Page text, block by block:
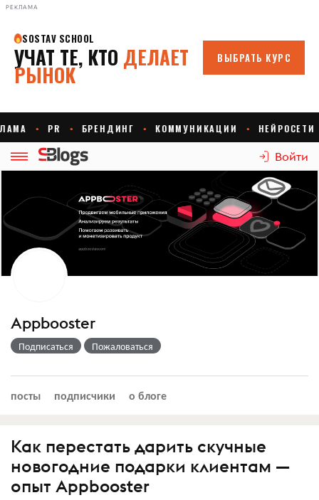
РЕКЛАМА
Войти
Appbooster
Подписаться Пожаловаться
посты подписчики о блоге
Как перестать дарить скучные
новогодние подарки клиентам —
опыт Appbooster